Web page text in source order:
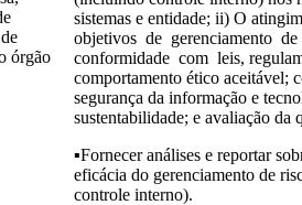
órgão
sistemas e entidade; ii) O
objetivos de gerenciamento
conformidade com leis,
comportamento ético aceitável;
segurança da informação e
sustentabilidade; e avaliação da
▪Fornecer análises e reportar
eficácia do gerenciamento de
controle interno).